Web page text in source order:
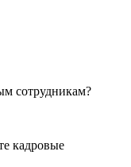
сотрудникам?
кадровые